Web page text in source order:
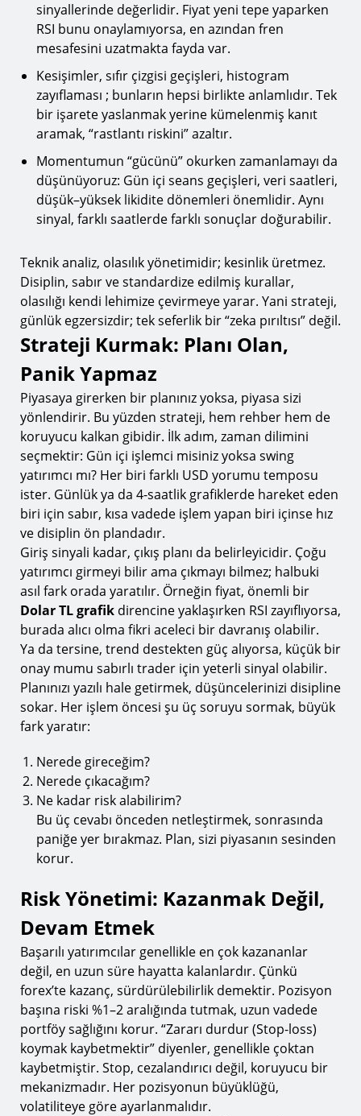
sinyallerinde değerlidir. Fiyat yeni tepe yaparken
RSI bunu onaylamıyorsa, en azından fren
mesafesini uzatmakta fayda var.
Kesişimler, sıfır çizgisi geçişleri, histogram
zayıflaması ; bunların hepsi birlikte anlamlıdır. Tek
bir işarete yaslanmak yerine kümelenmiş kanıt
aramak, “rastlantı riskini” azaltır.
Momentumun “gücünü” okurken zamanlamayı da
düşünüyoruz: Gün içi seans geçişleri, veri saatleri,
düşük–yüksek likidite dönemleri önemlidir. Aynı
sinyal, farklı saatlerde farklı sonuçlar doğurabilir.
Teknik analiz, olasılık yönetimidir; kesinlik üretmez.
Disiplin, sabır ve standardize edilmiş kurallar,
olasılığı kendi lehimize çevirmeye yarar. Yani strateji,
günlük egzersizdir; tek seferlik bir “zeka pırıltısı” değil.
Strateji Kurmak: Planı Olan,
Panik Yapmaz
Piyasaya girerken bir planınız yoksa, piyasa sizi
yönlendirir. Bu yüzden strateji, hem rehber hem de
koruyucu kalkan gibidir. İlk adım, zaman dilimini
seçmektir: Gün içi işlemci misiniz yoksa swing
yatırımcı mı? Her biri farklı USD yorumu temposu
ister. Günlük ya da 4-saatlik grafiklerde hareket eden
biri için sabır, kısa vadede işlem yapan biri içinse hız
ve disiplin ön plandadır.
Giriş sinyali kadar, çıkış planı da belirleyicidir. Çoğu
yatırımcı girmeyi bilir ama çıkmayı bilmez; halbuki
asıl fark orada yaratılır. Örneğin fiyat, önemli bir
Dolar TL grafik direncine yaklaşırken RSI zayıflıyorsa,
burada alıcı olma fikri aceleci bir davranış olabilir.
Ya da tersine, trend destekten güç alıyorsa, küçük bir
onay mumu sabırlı trader için yeterli sinyal olabilir.
Planınızı yazılı hale getirmek, düşüncelerinizi disipline
sokar. Her işlem öncesi şu üç soruyu sormak, büyük
fark yaratır:
Nerede gireceğim?
Nerede çıkacağım?
Ne kadar risk alabilirim?
Bu üç cevabı önceden netleştirmek, sonrasında
paniğe yer bırakmaz. Plan, sizi piyasanın sesinden
korur.
Risk Yönetimi: Kazanmak Değil,
Devam Etmek
Başarılı yatırımcılar genellikle en çok kazananlar
değil, en uzun süre hayatta kalanlardır. Çünkü
forex’te kazanç, sürdürülebilirlik demektir. Pozisyon
başına riski %1–2 aralığında tutmak, uzun vadede
portföy sağlığını korur. “Zararı durdur (Stop-loss)
koymak kaybetmektir” diyenler, genellikle çoktan
kaybetmiştir. Stop, cezalandırıcı değil, koruyucu bir
mekanizmadır. Her pozisyonun büyüklüğü,
volatiliteye göre ayarlanmalıdır.